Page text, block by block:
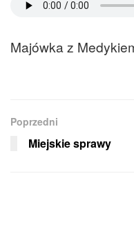
Majówka z
Poprzedni
Miejskie sprawy